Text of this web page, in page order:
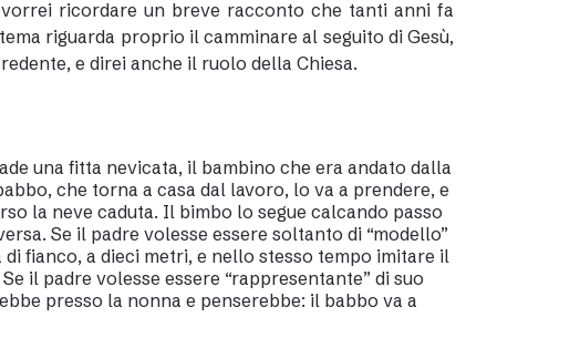
ricordare un breve racconto che tanti anni fa
riguarda proprio il camminare al seguito di Gesù,
e direi anche il ruolo della Chiesa.
una fitta nevicata, il bambino che era andato dalla
che torna a casa dal lavoro, lo va a prendere, e
la neve caduta. Il bimbo lo segue calcando passo
Se il padre volesse essere soltanto di “modello”
fianco, a dieci metri, e nello stesso tempo imitare il
il padre volesse essere “rappresentante” di suo
presso la nonna e penserebbe: il babbo va a